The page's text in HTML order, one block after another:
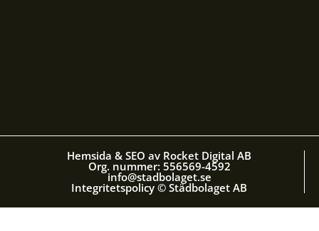
Hemsida & SEO av Rocket Digital AB
Org. nummer: 556569-4592
info@stadbolaget.se
Integritetspolicy © Städbolaget AB